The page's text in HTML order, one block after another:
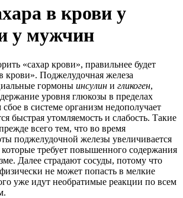
в крови у
у мужчин
«сахар крови», правильнее будет
крови». Поджелудочная железа
гормоны инсулин и гликоген,
уровня глюкозы в пределах
в системе организм недополучает
быстрая утомляемость и слабость. Такие
всего тем, что во время
поджелудочной железы увеличивается
требует повышенного содержания
Далее страдают сосуды, потому что
не может попасть в мелкие
уже идут необратимые реакции по всем